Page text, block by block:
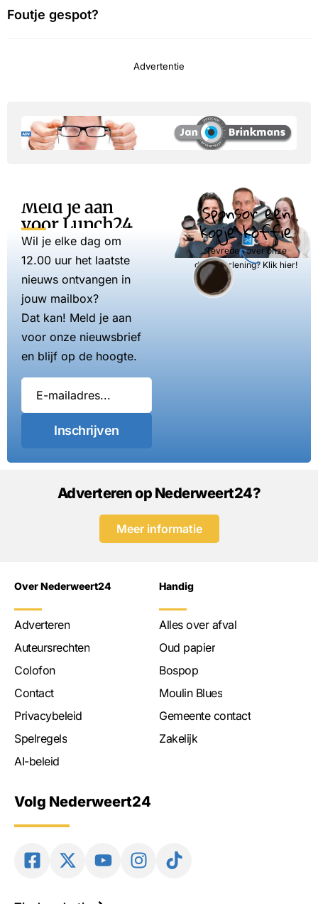
Foutje gespot?
Advertentie
Meld je aan
voor Lunch24
Wil je elke dag om
12.00 uur het laatste
nieuws ontvangen in
jouw mailbox?
Dat kan! Meld je aan
voor onze nieuwsbrief
en blijf op de hoogte.
Inschrijven
Sponsor een
kopje koffie
Tevreden over onze
dienstverlening? Klik hier!
Adverteren op Nederweert24?
Meer informatie
Over Nederweert24
Adverteren
Auteursrechten
Colofon
Contact
Privacybeleid
Spelregels
AI-beleid
Handig
Alles over afval
Oud papier
Bospop
Moulin Blues
Gemeente contact
Zakelijk
Volg Nederweert24